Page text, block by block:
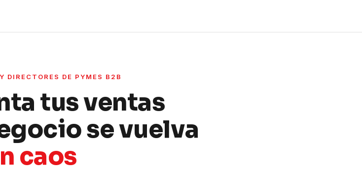
DIRECTORES DE PYMES B2B
tus ventas
se vuelva
caos